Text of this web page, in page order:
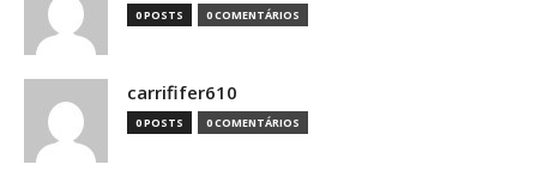
0 POSTS 0 COMENTÁRIOS
carrififer610
0 POSTS 0 COMENTÁRIOS